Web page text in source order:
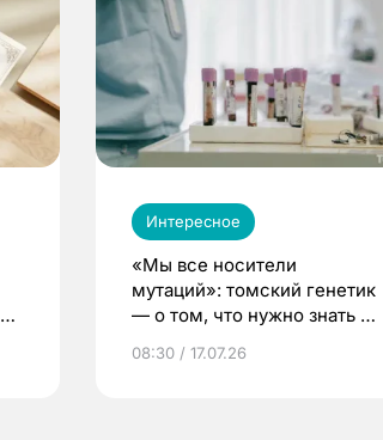
Интересное
«Мы все носители
мутаций»: томский генетик
— о том, что нужно знать до
08:30 / 17.07.26